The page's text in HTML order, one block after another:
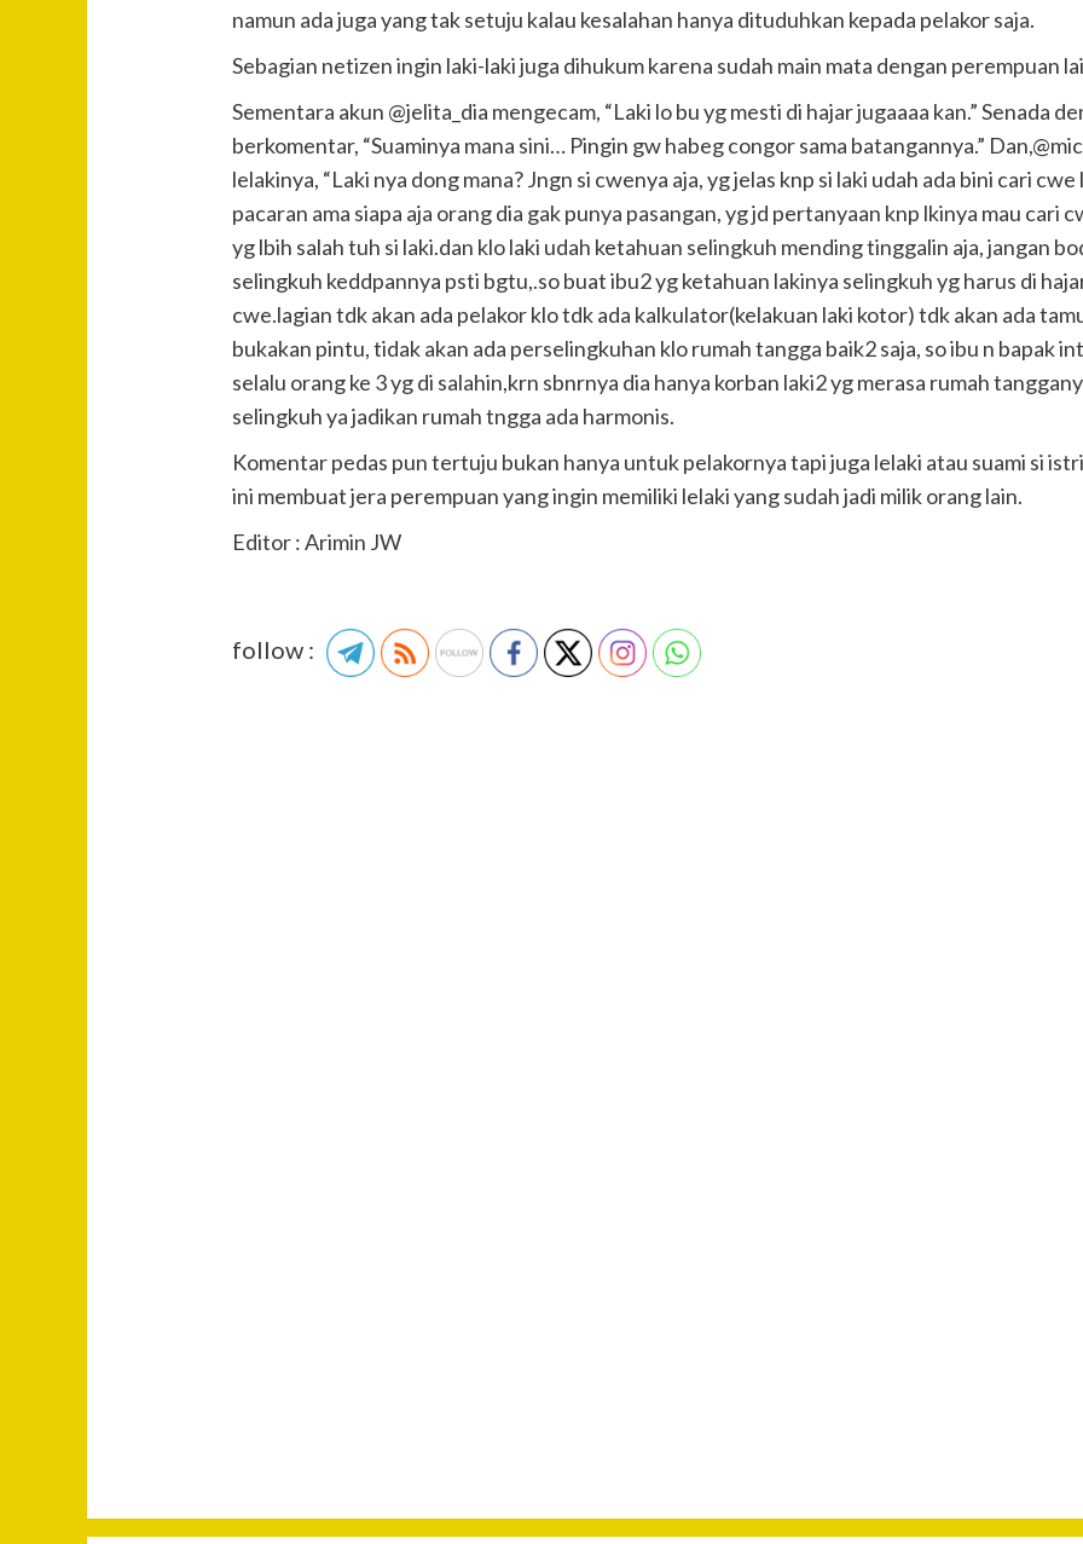
namun ada juga yang tak setuju kalau kesalahan hanya dituduhkan kepada pelakor saja.
Sebagian netizen ingin laki-laki juga dihukum karena sudah main mata dengan perempuan
Sementara akun @jelita_dia mengecam, “Laki lo bu yg mesti di hajar jugaaaa kan.” Senada
berkomentar, “Suaminya mana sini… Pingin gw habeg congor sama batangannya.”
lelakinya, “Laki nya dong mana? Jngn si cwenya aja, yg jelas knp si laki udah ada bini cari
pacaran ama siapa aja orang dia gak punya pasangan, yg jd pertanyaan knp lkinya mau cari
yg lbih salah tuh si laki.dan klo laki udah ketahuan selingkuh mending tinggalin aja, jangan
selingkuh keddpannya psti bgtu,.so buat ibu2 yg ketahuan lakinya selingkuh yg harus di
cwe.lagian tdk akan ada pelakor klo tdk ada kalkulator(kelakuan laki kotor) tdk akan ada
bukakan pintu, tidak akan ada perselingkuhan klo rumah tangga baik2 saja, so ibu n bapak
selalu orang ke 3 yg di salahin,krn sbnrnya dia hanya korban laki2 yg merasa rumah
selingkuh ya jadikan rumah tngga ada harmonis.
Komentar pedas pun tertuju bukan hanya untuk pelakornya tapi juga lelaki atau suami si
ini membuat jera perempuan yang ingin memiliki lelaki yang sudah jadi milik orang lain.
Editor : Arimin JW
follow :